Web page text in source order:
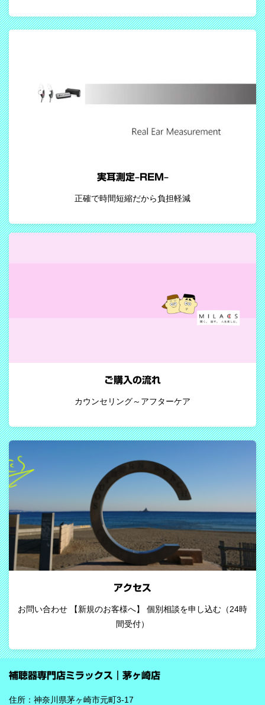
実耳測定–REM–
正確で時間短縮だから負担軽減
ご購入の流れ
カウンセリング～アフターケア
アクセス
お問い合わせ 【新規のお客様へ】 個別相談を申し込む（24時
間受付）
補聴器専門店ミラックス｜茅ヶ崎店
住所：神奈川県茅ヶ崎市元町3-17